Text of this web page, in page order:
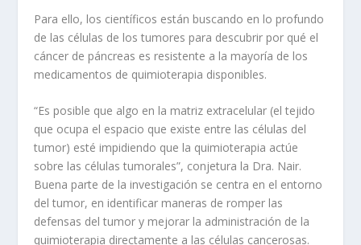
Para ello, los científicos están buscando en lo profundo
de las células de los tumores para descubrir por qué el
cáncer de páncreas es resistente a la mayoría de los
medicamentos de quimioterapia disponibles.
“Es posible que algo en la matriz extracelular (el tejido
que ocupa el espacio que existe entre las células del
tumor) esté impidiendo que la quimioterapia actúe
sobre las células tumorales”, conjetura la Dra. Nair.
Buena parte de la investigación se centra en el entorno
del tumor, en identificar maneras de romper las
defensas del tumor y mejorar la administración de la
quimioterapia directamente a las células cancerosas.